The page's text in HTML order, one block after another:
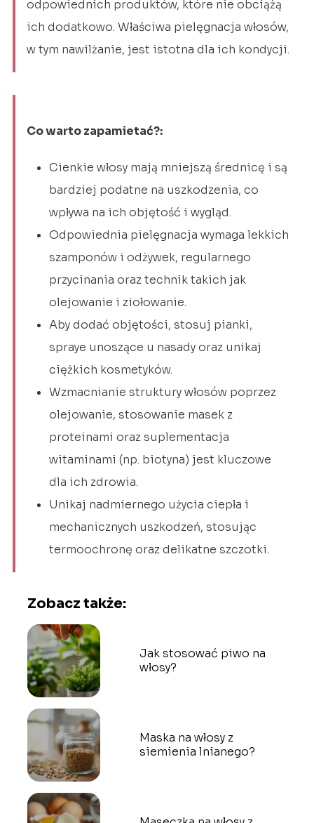
odpowiednich produktów, które nie obciążą
ich dodatkowo. Właściwa pielęgnacja włosów,
w tym nawilżanie, jest istotna dla ich kondycji.
Co warto zapamietać?:
Cienkie włosy mają mniejszą średnicę i są
bardziej podatne na uszkodzenia, co
wpływa na ich objętość i wygląd.
Odpowiednia pielęgnacja wymaga lekkich
szamponów i odżywek, regularnego
przycinania oraz technik takich jak
olejowanie i ziołowanie.
Aby dodać objętości, stosuj pianki,
spraye unoszące u nasady oraz unikaj
ciężkich kosmetyków.
Wzmacnianie struktury włosów poprzez
olejowanie, stosowanie masek z
proteinami oraz suplementacja
witaminami (np. biotyna) jest kluczowe
dla ich zdrowia.
Unikaj nadmiernego użycia ciepła i
mechanicznych uszkodzeń, stosując
termoochronę oraz delikatne szczotki.
Zobacz także:
Jak stosować piwo na
włosy?
Maska na włosy z
siemienia lnianego?